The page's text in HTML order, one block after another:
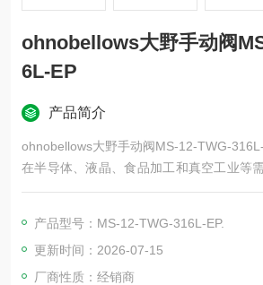
ohnobellows大野手动阀
6L-EP
产品简介
ohnobellows大野手动阀MS-12-TWG-
在半导体、液晶、食品加工和真空工业等
内部不会混入杂质。
产品型号：MS-12-TWG-316L-EP.
更新时间：2026-07-15
厂商性质：经销商